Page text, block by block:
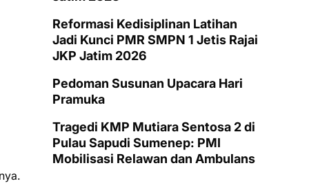
Reformasi Kedisiplinan Latihan
Jadi Kunci PMR SMPN 1 Jetis Rajai
JKP Jatim 2026
Pedoman Susunan Upacara Hari
Pramuka
Tragedi KMP Mutiara Sentosa 2 di
Pulau Sapudi Sumenep: PMI
Mobilisasi Relawan dan Ambulans